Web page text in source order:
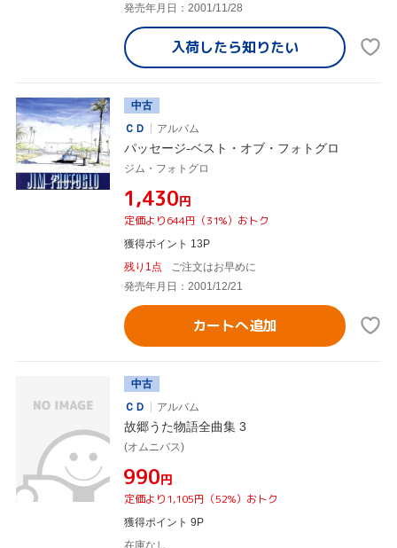
発売年月日：2001/11/28
入荷したら知りたい
中古
ＣＤ
アルバム
パッセージ-ベスト・オブ・フォトグロ
ジム・フォトグロ
¥1,430円
定価より644円（31%）おトク
獲得ポイント 13P
残り1点
ご注文はお早めに
発売年月日：2001/12/21
カートへ追加
中古
ＣＤ
アルバム
故郷うた物語全曲集 3
(オムニバス)
¥990円
定価より1,105円（52%）おトク
獲得ポイント 9P
在庫なし